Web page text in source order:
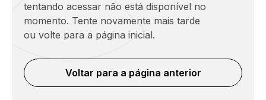
tentando acessar não está disponível no
momento. Tente novamente mais tarde
ou volte para a página inicial.
Voltar para a página anterior